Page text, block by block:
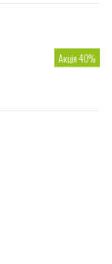
Акція 40%